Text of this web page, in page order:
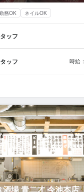
務OK ネイルOK
ッフ
ッフ 時給：
場 青二才 今池本店